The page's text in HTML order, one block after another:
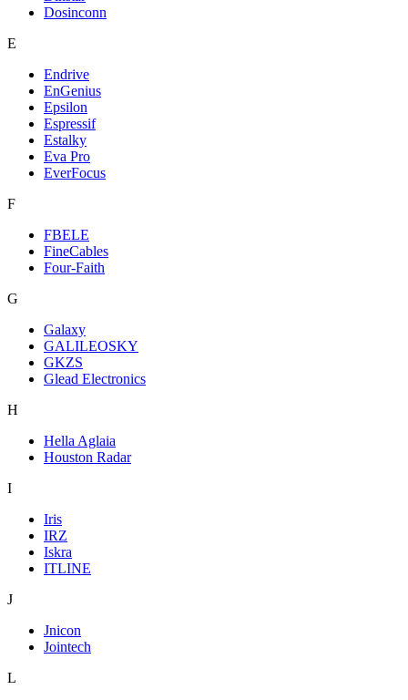
Dosinconn
E
Endrive
EnGenius
Epsilon
Espressif
Estalky
Eva Pro
EverFocus
F
FBELE
FineCables
Four-Faith
G
Galaxy
GALILEOSKY
GKZS
Glead Electronics
H
Hella Aglaia
Houston Radar
I
Iris
IRZ
Iskra
ITLINE
J
Jnicon
Jointech
L